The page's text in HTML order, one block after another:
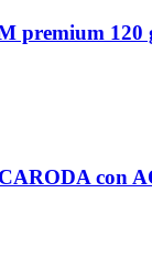
premium 120
con